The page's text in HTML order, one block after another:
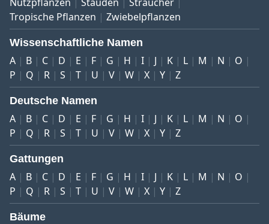
Tropische Pflanzen
Zwiebelpflanzen
Wissenschaftliche Namen
A B C D E F G H I J K L M N
O
P
Q R S T U V W X Y Z
Deutsche Namen
A B C D E F G H I J K L M N
O
P
Q R S T U V W X Y Z
Gattungen
A B C D E F G H I J K L M N
O
P
Q R S T U V W X Y Z
Bäume